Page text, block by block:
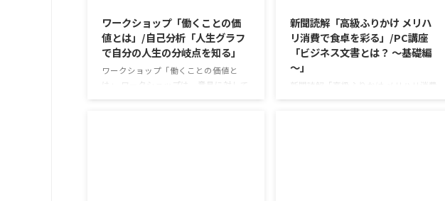
ワークショップ「働くことの価
値とは」/自己分析「人生グラフ
で自分の人生の分岐点を知る」
ワークショップ「働くことの価値と
は」 ワークショップは、意見に対して
新聞読解「高級ふりかけ メリハ
リ消費で食卓を彩る」/PC講座
「ビジネス文書とは？ ～基礎編
～」
新聞読解「高級ふりかけ メリハリ消費